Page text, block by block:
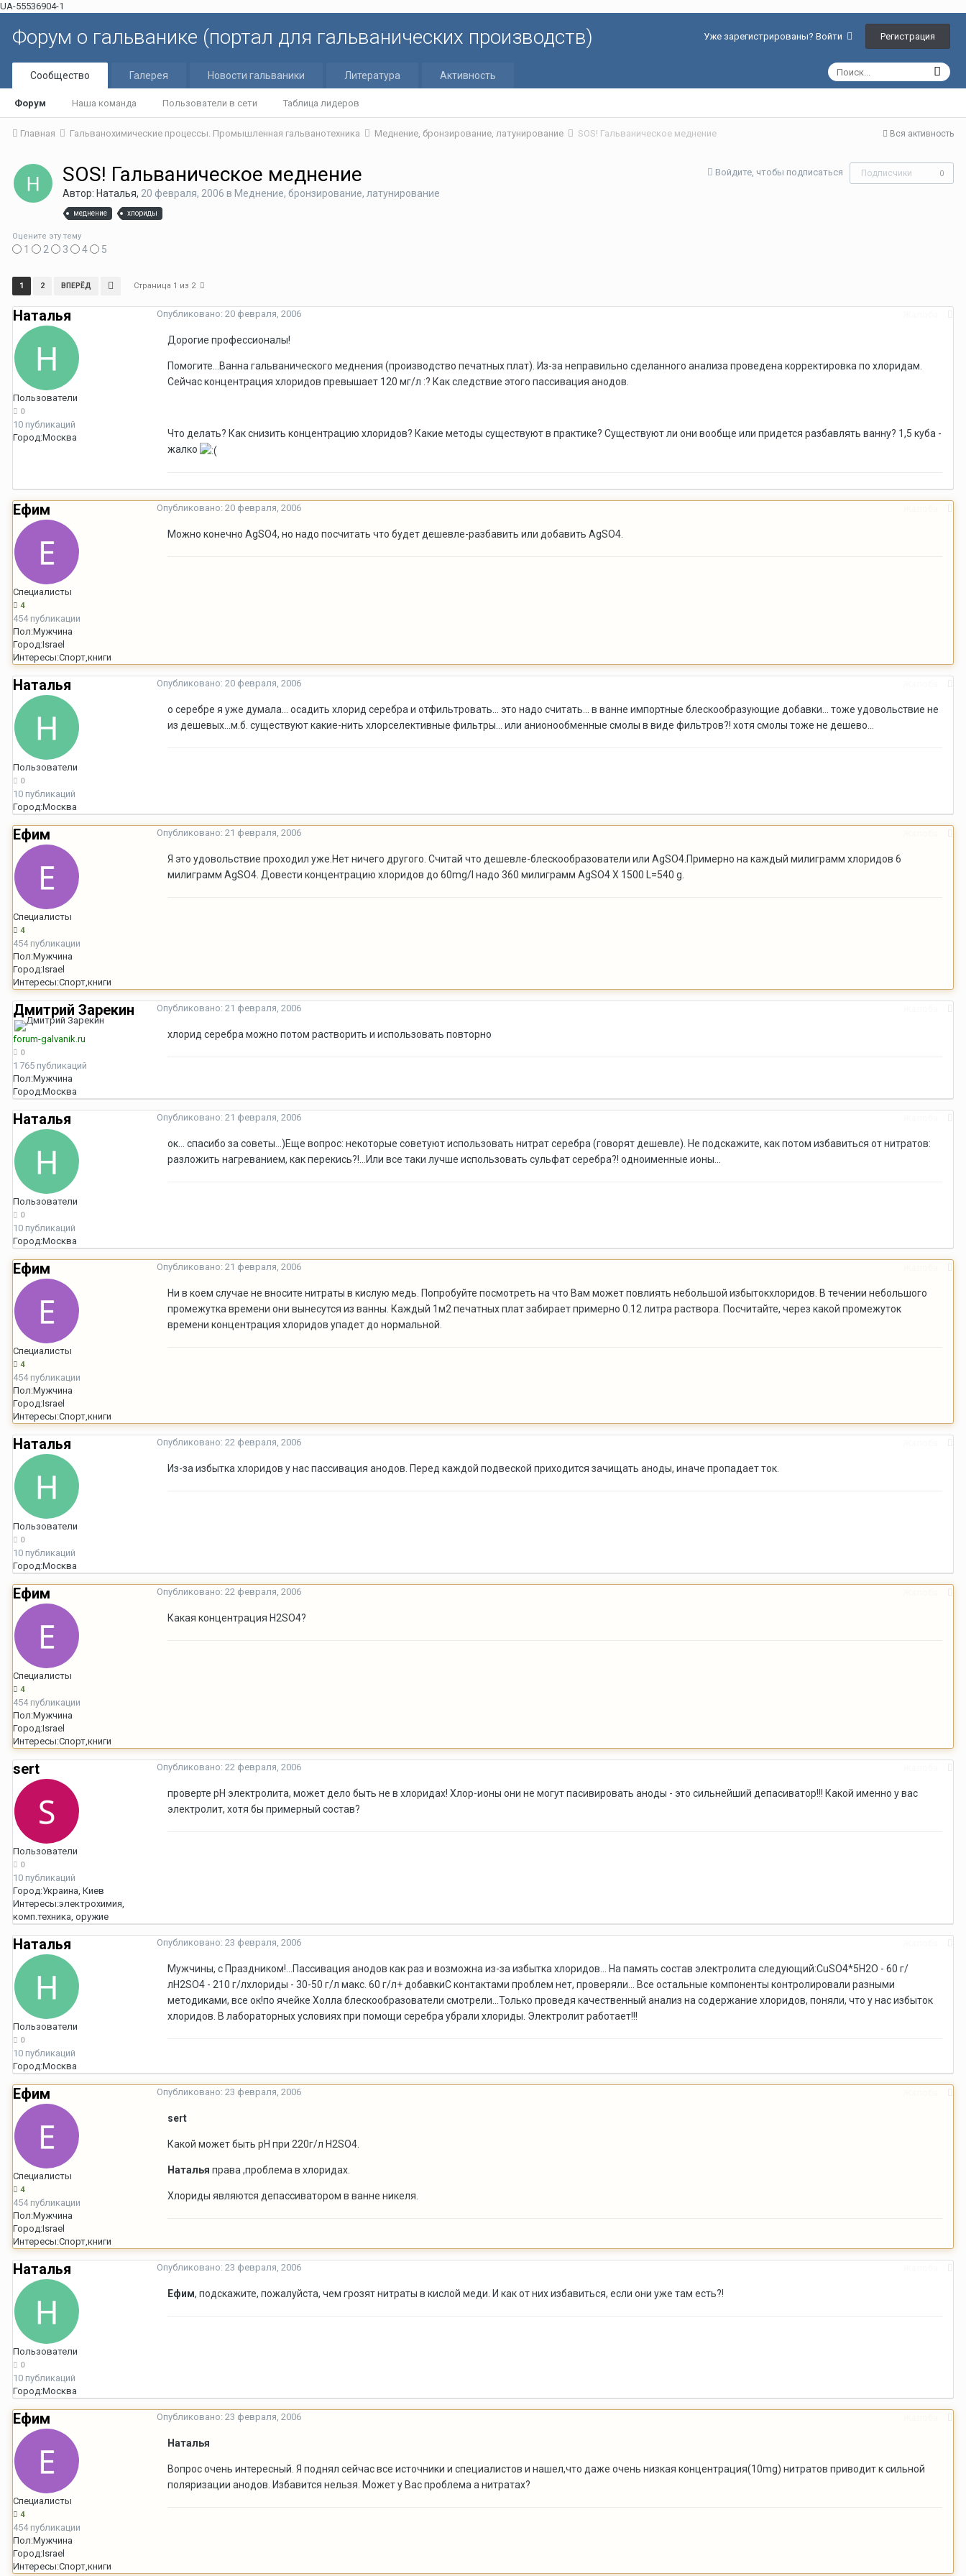
UA-55536904-1
Форум о гальванике (портал для гальванических производств) Уже зарегистрированы? Войти Регистрация
Сообщество
Форум Наша команда Пользователи в сети Таблица лидеров
Галерея Новости гальваники Литература Активность
Вся активность
Главная Гальванохимические процессы. Промышленная гальванотехника Меднение, бронзирование, латунирование SOS! Гальваническое меднение
Войдите, чтобы подписаться Подписчики 0
SOS! Гальваническое меднение
Автор: Наталья, 20 февраля, 2006 в Меднение, бронзирование, латунирование
меднение хлориды
Оцените эту тему
1 2 3 4 5
1 2 ВПЕРЁД Страница 1 из 2
Наталья
Пользователи
0
10 публикаций
Город:Москва
Опубликовано: 20 февраля, 2006
Дорогие профессионалы!
Помогите...Ванна гальванического меднения (производство печатных плат). Из-за неправильно сделанного анализа проведена корректировка по хлоридам.
Сейчас концентрация хлоридов превышает 120 мг/л :? Как следствие этого пассивация анодов.
Что делать? Как снизить концентрацию хлоридов? Какие методы существуют в практике? Существуют ли они вообще или придется разбавлять ванну? 1,5 куба -
жалко
Ефим
Специалисты
4
454 публикации
Пол:Мужчина
Город:Israel
Интересы:Спорт,книги
Опубликовано: 20 февраля, 2006
Можно конечно AgSO4, но надо посчитать что будет дешевле-разбавить или добавить AgSO4.
Наталья
Пользователи
0
10 публикаций
Город:Москва
Опубликовано: 20 февраля, 2006
о серебре я уже думала... осадить хлорид серебра и отфильтровать... это надо считать... в ванне импортные блескообразующие добавки... тоже удовольствие не
из дешевых...м.б. существуют какие-нить хлорселективные фильтры... или анионообменные смолы в виде фильтров?! хотя смолы тоже не дешево...
Ефим
Специалисты
4
454 публикации
Пол:Мужчина
Город:Israel
Интересы:Спорт,книги
Опубликовано: 21 февраля, 2006
Я это удовольствие проходил уже.Нет ничего другого. Считай что дешевле-блескообразователи или AgSO4.Примерно на каждый милиграмм хлоридов 6
милиграмм AgSO4. Довести концентрацию хлоридов до 60mg/l надо 360 милиграмм AgSO4 X 1500 L=540 g.
Дмитрий Зарекин
forum-galvanik.ru
0
1 765 публикаций
Пол:Мужчина
Город:Москва
Опубликовано: 21 февраля, 2006
хлорид серебра можно потом растворить и использовать повторно
Наталья
Пользователи
0
10 публикаций
Город:Москва
Опубликовано: 21 февраля, 2006
ок... спасибо за советы...)Еще вопрос: некоторые советуют использовать нитрат серебра (говорят дешевле). Не подскажите, как потом избавиться от нитратов:
разложить нагреванием, как перекись?!...Или все таки лучше использовать сульфат серебра?! одноименные ионы...
Ефим
Специалисты
4
454 публикации
Пол:Мужчина
Город:Israel
Интересы:Спорт,книги
Опубликовано: 21 февраля, 2006
Ни в коем случае не вносите нитраты в кислую медь. Попробуйте посмотреть на что Вам может повлиять небольшой избытокхлоридов. В течении небольшого
промежутка времени они вынесутся из ванны. Каждый 1м2 печатных плат забирает примерно 0.12 литра раствора. Посчитайте, через какой промежуток
времени концентрация хлоридов упадет до нормальной.
Наталья
Пользователи
0
10 публикаций
Город:Москва
Опубликовано: 22 февраля, 2006
Из-за избытка хлоридов у нас пассивация анодов. Перед каждой подвеской приходится зачищать аноды, иначе пропадает ток.
Ефим
Специалисты
4
454 публикации
Пол:Мужчина
Город:Israel
Интересы:Спорт,книги
Опубликовано: 22 февраля, 2006
Какая концентрация H2SO4?
sert
Пользователи
0
10 публикаций
Город:Украина, Киев
Интересы:электрохимия,
комп.техника, оружие
Опубликовано: 22 февраля, 2006
проверте рН электролита, может дело быть не в хлоридах! Хлор-ионы они не могут пасивировать аноды - это сильнейший депасиватор!!! Какой именно у вас
электролит, хотя бы примерный состав?
Наталья
Пользователи
0
10 публикаций
Город:Москва
Опубликовано: 23 февраля, 2006
Мужчины, с Праздником!...Пассивация анодов как раз и возможна из-за избытка хлоридов... На память состав электролита следующий:CuSO4*5H2O - 60 г/
лH2SO4 - 210 г/лхлориды - 30-50 г/л макс. 60 г/л+ добавкиС контактами проблем нет, проверяли... Все остальные компоненты контролировали разными
методиками, все ок!по ячейке Холла блескообразователи смотрели...Только проведя качественный анализ на содержание хлоридов, поняли, что у нас избыток
хлоридов. В лабораторных условиях при помощи серебра убрали хлориды. Электролит работает!!!
Ефим
Специалисты
4
454 публикации
Пол:Мужчина
Город:Israel
Интересы:Спорт,книги
Опубликовано: 23 февраля, 2006
sert
Какой может быть pH при 220г/л H2SO4.
Наталья права ,проблема в хлоридах.
Хлориды являются депассиватором в ванне никеля.
Наталья
Пользователи
0
10 публикаций
Город:Москва
Опубликовано: 23 февраля, 2006
Ефим, подскажите, пожалуйста, чем грозят нитраты в кислой меди. И как от них избавиться, если они уже там есть?!
Ефим
Специалисты
4
454 публикации
Пол:Мужчина
Город:Israel
Интересы:Спорт,книги
Опубликовано: 23 февраля, 2006
Наталья
Вопрос очень интересный. Я поднял сейчас все источники и специалистов и нашел,что даже очень низкая концентрация(10mg) нитратов приводит к сильной
поляризации анодов. Избавится нельзя. Может у Вас проблема а нитратах?